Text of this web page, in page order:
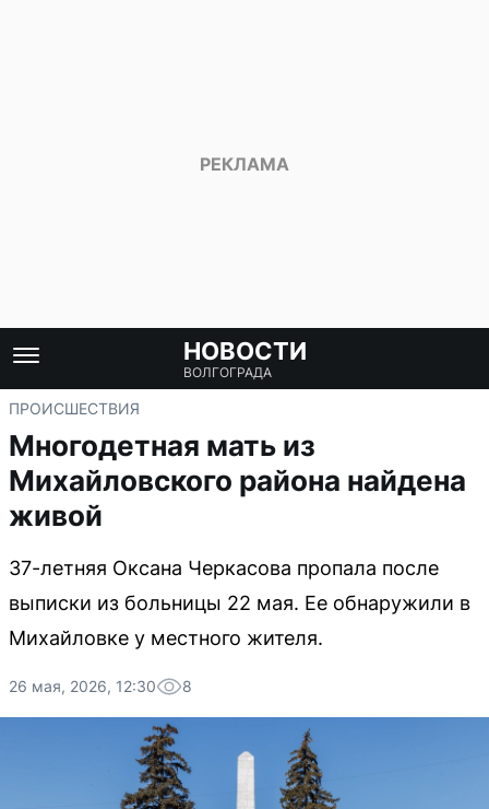
НОВОСТИ
ВОЛГОГРАДА
ПРОИСШЕСТВИЯ
Многодетная мать из
Михайловского района найдена
живой
37-летняя Оксана Черкасова пропала после
выписки из больницы 22 мая. Ее обнаружили в
Михайловке у местного жителя.
26 мая, 2026, 12:30 8